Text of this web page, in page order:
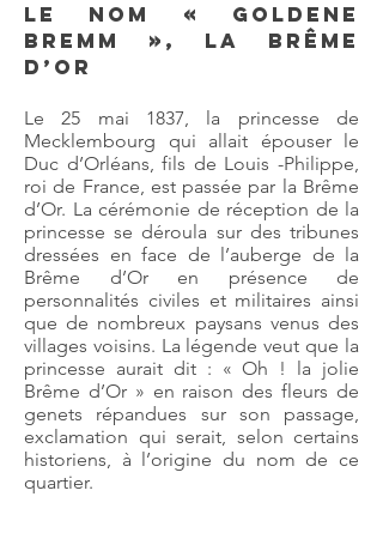
Le nom « Goldene
Bremm », La Brême
d’Or
Le 25 mai 1837, la princesse de
Mecklembourg qui allait épouser le
Duc d’Orléans, fils de Louis -Philippe,
roi de France, est passée par la Brême
d’Or. La cérémonie de réception de la
princesse se déroula sur des tribunes
dressées en face de l’auberge de la
Brême d’Or en présence de
personnalités civiles et militaires ainsi
que de nombreux paysans venus des
villages voisins. La légende veut que la
princesse aurait dit : « Oh ! la jolie
Brême d’Or » en raison des fleurs de
genets répandues sur son passage,
exclamation qui serait, selon certains
historiens, à l’origine du nom de ce
quartier.